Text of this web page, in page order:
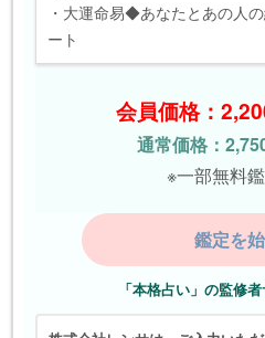
・大運命易◆あなたとあの人
ート
会員価格：
通常価格：
※一部無料
鑑定を
「本格占い」の監修